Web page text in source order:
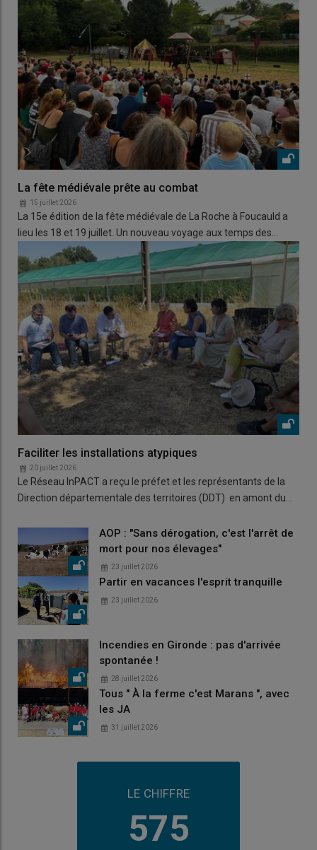
La fête médiévale prête au combat
15 juillet 2026
La 15e édition de la fête médiévale de La Roche à Foucauld a
lieu les 18 et 19 juillet. Un nouveau voyage aux temps des…
Faciliter les installations atypiques
20 juillet 2026
Le Réseau InPACT a reçu le préfet et les représentants de la
Direction départementale des territoires (DDT) en amont du…
AOP : "Sans dérogation, c'est l'arrêt de
mort pour nos élevages"
23 juillet 2026
Partir en vacances l'esprit tranquille
23 juillet 2026
Incendies en Gironde : pas d'arrivée
spontanée !
28 juillet 2026
Tous " À la ferme c'est Marans ", avec
les JA
31 juillet 2026
LE CHIFFRE
575